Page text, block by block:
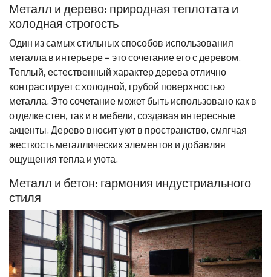
Металл и дерево: природная теплотата и
холодная строгость
Один из самых стильных способов использования
металла в интерьере – это сочетание его с деревом.
Теплый, естественный характер дерева отлично
контрастирует с холодной, грубой поверхностью
металла. Это сочетание может быть использовано как в
отделке стен, так и в мебели, создавая интересные
акценты. Дерево вносит уют в пространство, смягчая
жесткость металлических элементов и добавляя
ощущения тепла и уюта.
Металл и бетон: гармония индустриального
стиля